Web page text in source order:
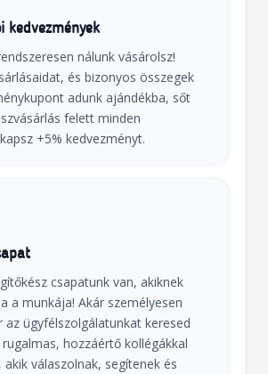
kedvezmények
nálunk vásárolsz!
és bizonyos összegek
adunk ajándékba, sőt
felett minden
+5% kedvezményt.
csapatunk van, akiknek
a munkája! Akár személyesen
az ügyfélszolgálatunkat keresed
hozzáértő kollégákkal
válaszolnak, segítenek és